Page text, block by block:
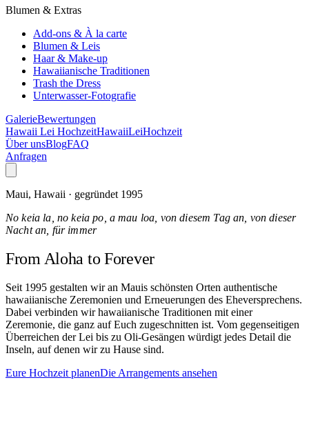
Blumen & Extras
Add-ons & À la carte
Blumen & Leis
Haar & Make-up
Hawaiianische Traditionen
Trash the Dress
Unterwasser-Fotografie
GalerieBewertungen
Hawaii Lei HochzeitHawaiiLeiHochzeit
Über unsBlogFAQ
Anfragen
Maui, Hawaii · gegründet 1995
No keia la, no keia po, a mau loa, von diesem Tag an, von dieser
Nacht an, für immer
From Aloha to Forever
Seit 1995 gestalten wir an Mauis schönsten Orten authentische
hawaiianische Zeremonien und Erneuerungen des Eheversprechens.
Dabei verbinden wir hawaiianische Traditionen mit einer
Zeremonie, die ganz auf Euch zugeschnitten ist. Vom gegenseitigen
Überreichen der Lei bis zu Oli-Gesängen würdigt jedes Detail die
Inseln, auf denen wir zu Hause sind.
Eure Hochzeit planenDie Arrangements ansehen